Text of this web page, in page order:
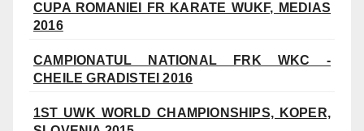
CUPA ROMANIEI FR KARATE WUKF, MEDIAS
2016
CAMPIONATUL NATIONAL FRK WKC -
CHEILE GRADISTEI 2016
1ST UWK WORLD CHAMPIONSHIPS, KOPER,